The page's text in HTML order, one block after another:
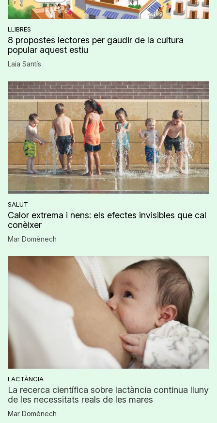
LLIBRES
8 propostes lectores per gaudir de la cultura
popular aquest estiu
Laia Santís
SALUT
Calor extrema i nens: els efectes invisibles que cal
conèixer
Mar Domènech
LACTÀNCIA
La recerca científica sobre lactància continua lluny
de les necessitats reals de les mares
Mar Domènech